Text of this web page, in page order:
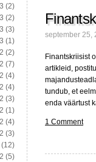
Tallinnast,
Maa
orbiidilt
september 25,
Finantskriisist
artikleid,
tundub, et
enda väärtust
1 Comment
(2)
(2)
(3)
(1)
(2)
(7)
(4)
(4)
(3)
(1)
(4)
(3)
(12)
(5)